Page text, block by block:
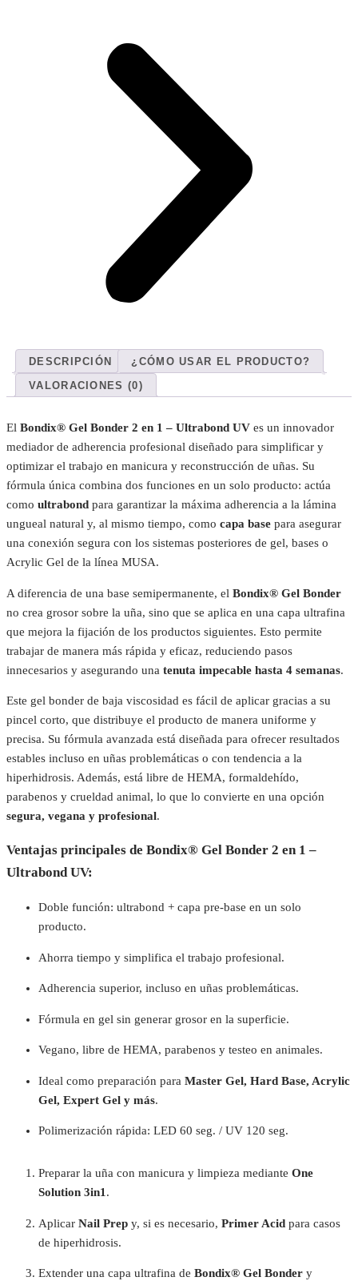
DESCRIPCIÓN
¿CÓMO USAR EL PRODUCTO?
VALORACIONES (0)
El Bondix® Gel Bonder 2 en 1 – Ultrabond UV es un innovador
mediador de adherencia profesional diseñado para simplificar y
optimizar el trabajo en manicura y reconstrucción de uñas. Su
fórmula única combina dos funciones en un solo producto: actúa
como ultrabond para garantizar la máxima adherencia a la lámina
ungueal natural y, al mismo tiempo, como capa base para asegurar
una conexión segura con los sistemas posteriores de gel, bases o
Acrylic Gel de la línea MUSA.
A diferencia de una base semipermanente, el Bondix® Gel Bonder
no crea grosor sobre la uña, sino que se aplica en una capa ultrafina
que mejora la fijación de los productos siguientes. Esto permite
trabajar de manera más rápida y eficaz, reduciendo pasos
innecesarios y asegurando una tenuta impecable hasta 4 semanas.
Este gel bonder de baja viscosidad es fácil de aplicar gracias a su
pincel corto, que distribuye el producto de manera uniforme y
precisa. Su fórmula avanzada está diseñada para ofrecer resultados
estables incluso en uñas problemáticas o con tendencia a la
hiperhidrosis. Además, está libre de HEMA, formaldehído,
parabenos y crueldad animal, lo que lo convierte en una opción
segura, vegana y profesional.
Ventajas principales de Bondix® Gel Bonder 2 en 1 –
Ultrabond UV:
Doble función: ultrabond + capa pre-base en un solo
producto.
Ahorra tiempo y simplifica el trabajo profesional.
Adherencia superior, incluso en uñas problemáticas.
Fórmula en gel sin generar grosor en la superficie.
Vegano, libre de HEMA, parabenos y testeo en animales.
Ideal como preparación para Master Gel, Hard Base, Acrylic
Gel, Expert Gel y más.
Polimerización rápida: LED 60 seg. / UV 120 seg.
Preparar la uña con manicura y limpieza mediante One
Solution 3in1.
Aplicar Nail Prep y, si es necesario, Primer Acid para casos
de hiperhidrosis.
Extender una capa ultrafina de Bondix® Gel Bonder y